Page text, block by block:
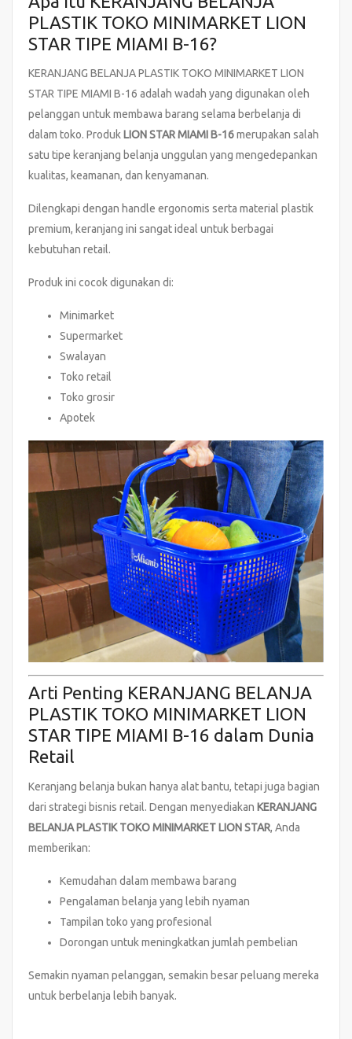
PLASTIK TOKO MINIMARKET LION
STAR TIPE MIAMI B-16?
KERANJANG BELANJA PLASTIK TOKO MINIMARKET LION
STAR TIPE MIAMI B-16 adalah wadah yang digunakan oleh
pelanggan untuk membawa barang selama berbelanja di
dalam toko. Produk LION STAR MIAMI B-16merupakan salah
satu tipe keranjang belanja unggulan yang mengedepankan
kualitas, keamanan, dan kenyamanan.
Dilengkapi dengan handle ergonomis serta material plastik
premium, keranjang ini sangat ideal untuk berbagai
kebutuhan retail.
Produk ini cocok digunakan di:
Minimarket
Supermarket
Swalayan
Toko retail
Toko grosir
Apotek
Arti Penting KERANJANG BELANJA
PLASTIK TOKO MINIMARKET LION
STAR TIPE MIAMI B-16 dalam Dunia
Retail
Keranjang belanja bukan hanya alat bantu, tetapi juga bagian
dari strategi bisnis retail. Dengan menyediakan KERANJANG
BELANJA PLASTIK TOKO MINIMARKET LION STAR, Anda
memberikan:
Kemudahan dalam membawa barang
Pengalaman belanja yang lebih nyaman
Tampilan toko yang profesional
Dorongan untuk meningkatkan jumlah pembelian
Semakin nyaman pelanggan, semakin besar peluang mereka
untuk berbelanja lebih banyak.